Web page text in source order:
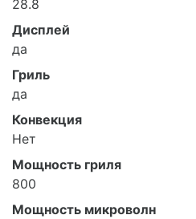
28.8
Дисплей
да
Гриль
да
Конвекция
Нет
Мощность гриля
800
Мощность микроволн